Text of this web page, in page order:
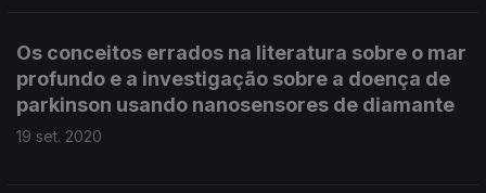
Os conceitos errados na literatura sobre o mar
profundo e a investigação sobre a doença de
parkinson usando nanosensores de diamante
19 set. 2020